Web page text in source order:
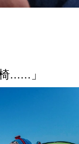
......」